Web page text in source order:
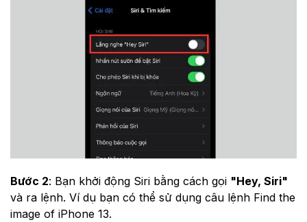
Bước 2: Bạn khởi động Siri bằng cách gọi "Hey, Siri"
và ra lệnh. Ví dụ bạn có thể sử dụng câu lệnh Find the
image of iPhone 13.